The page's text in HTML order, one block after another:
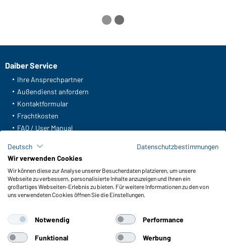
Daiber Service
Ihre Ansprechpartner
Außendienst anfordern
Kontaktformular
Frachtkosten
FAQ / User Manual
Meldeportal nach Hinweisgeberschutz
Funktionen & Pflege
Produkteigenschaften
Pflegehinweise
Farben
Deutsch
Datenschutzbestimmungen
Wir verwenden Cookies
Wir können diese zur Analyse unserer Besucherdaten platzieren, um unsere
Webseite zu verbessern, personalisierte Inhalte anzuzeigen und Ihnen ein
großartiges Webseiten-Erlebnis zu bieten. Für weitere Informationen zu den von
uns verwendeten Cookies öffnen Sie die Einstellungen.
Notwendig Performance
Funktional Werbung